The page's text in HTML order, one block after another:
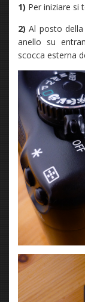
1) Per iniziare si
2) Al posto della
anello su
scocca esterna